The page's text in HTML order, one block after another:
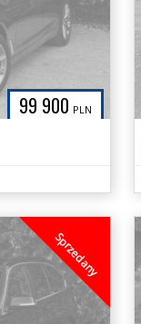
99 900 PLN
Sprzedany